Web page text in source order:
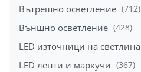
Вътрешно осветление (712)
Външно осветление (428)
LED източници на светлина
LED ленти и маркучи (367)